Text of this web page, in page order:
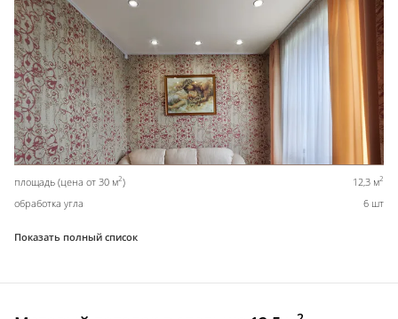
площадь (цена от 30 м2) 12,3 м2
обработка угла 6 шт
Показать полный список